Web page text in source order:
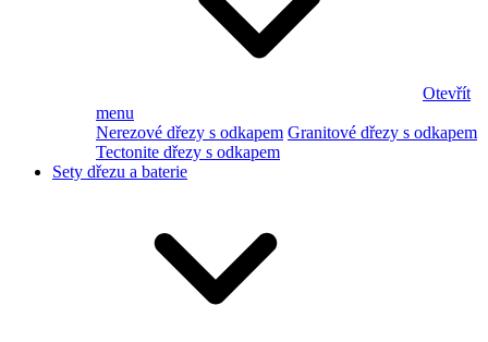
Otevřít
menu
Nerezové dřezy s odkapem Granitové dřezy s odkapem
Tectonite dřezy s odkapem
Sety dřezu a baterie